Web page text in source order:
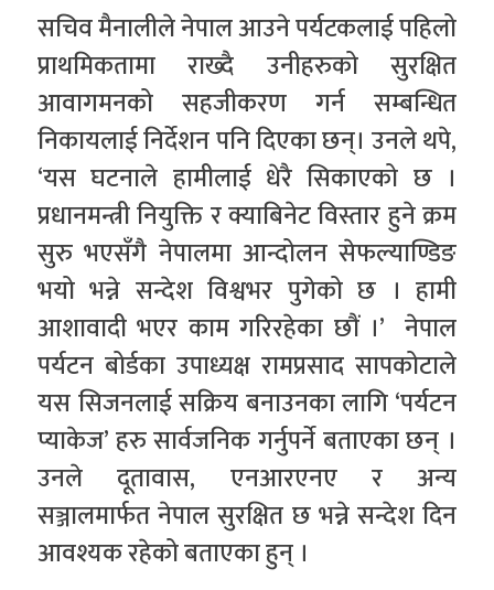
सचिव मैनालीले नेपाल आउने पर्यटकलाई पहिलो
प्राथमिकतामा राख्दै उनीहरुको सुरक्षित
आवागमनको सहजीकरण गर्न सम्बन्धित
निकायलाई निर्देशन पनि दिएका छन्। उनले थपे,
‘यस घटनाले हामीलाई धेरै सिकाएको छ ।
प्रधानमन्त्री नियुक्ति र क्याबिनेट विस्तार हुने क्रम
सुरु भएसँगै नेपालमा आन्दोलन सेफल्याण्डिङ
भयो भन्ने सन्देश विश्वभर पुगेको छ । हामी
आशावादी भएर काम गरिरहेका छौं ।’ नेपाल
पर्यटन बोर्डका उपाध्यक्ष रामप्रसाद सापकोटाले
यस सिजनलाई सक्रिय बनाउनका लागि ‘पर्यटन
प्याकेज’ हरु सार्वजनिक गर्नुपर्ने बताएका छन् ।
उनले दूतावास, एनआरएनए र अन्य
सञ्जालमार्फत नेपाल सुरक्षित छ भन्ने सन्देश दिन
आवश्यक रहेको बताएका हुन् ।